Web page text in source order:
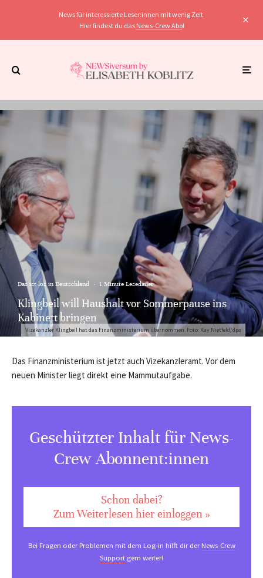
News für interessierte Leser:innen mit wenig Zeit.
Hier findest du das News-Crew Abo!
Vizekanzler Klingbeil hat das Finanzministerium übernommen. Foto: Kay Nietfeld/dpa
Das ist los in Deutschland · 1 Minute Lesedauer
Klingbeil will Haushalt vor Sommerpause ins
Kabinett bringen
Das Finanzministerium ist jetzt auch Vizekanzleramt. Vor dem
neuen Minister liegt direkt eine Mammutaufgabe.
Geschützter Inhalt für News-
Crew Abonnent:innen
Schon dabei?
Zum Weiterlesen hier einloggen »
Bei Fragen oder Problemen mit dem Log-in hilft dir derNews-Crew
Support gern weiter!